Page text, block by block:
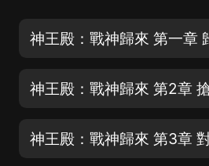
神王殿：戰神歸來 第一章
神王殿：戰神歸來 第2章
神王殿：戰神歸來 第3章